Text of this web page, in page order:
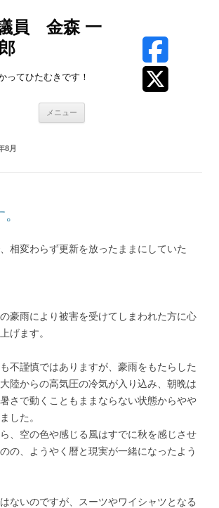
員 金森 一
郎
ってひたむきです！
メニュー
8月
相変わらず更新を放ったままにしていた
豪雨により被害を受けてしまわれた方に心
げます。
不謹慎ではありますが、豪雨をもたらした
陸からの高気圧の冷気が入り込み、朝晩は
さで動くこともままならない状態からやや
した。
、空の色や感じる風はすでに秋を感じさせ
の、ようやく暦と現実が一緒になったよう
ないのですが、スーツやワイシャツとなる